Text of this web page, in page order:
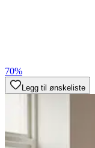
70%
Legg til ønskeliste